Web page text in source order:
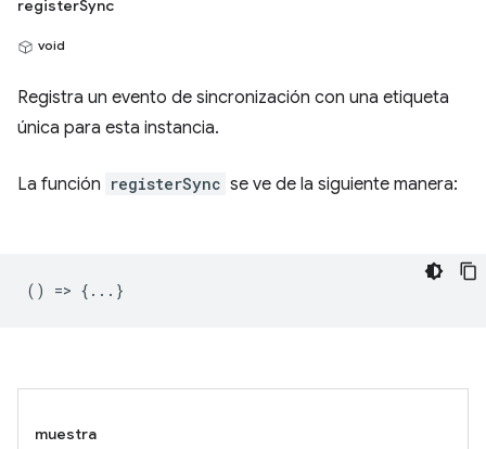
registerSync
void
Registra un evento de sincronización con una etiqueta
única para esta instancia.
La función registerSync se ve de la siguiente manera:
() => {...}
muestra